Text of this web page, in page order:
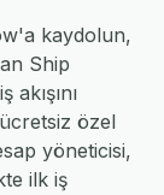
kaydolun,
Ship
özel
yöneticisi,
ilk iş